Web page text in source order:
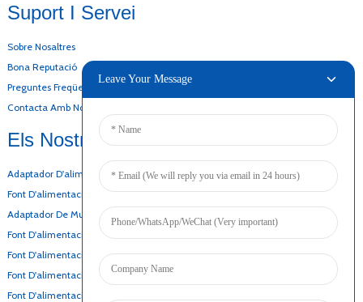
Suport I Servei
Sobre Nosaltres
Bona Reputació
Preguntes Freqüents
Contacta Amb Nosaltres
Els Nostres Productes
Adaptador D'alimentació D'escriptori
Font D'alimentació De CA I CC
Adaptador De Muntatge A La Paret
Font D'alimentació De Marc Obert
Font D'alimentació Superfina
Font D'alimentació Prima
Font D'alimentació De Reserva De Bateria
Leave Your Message